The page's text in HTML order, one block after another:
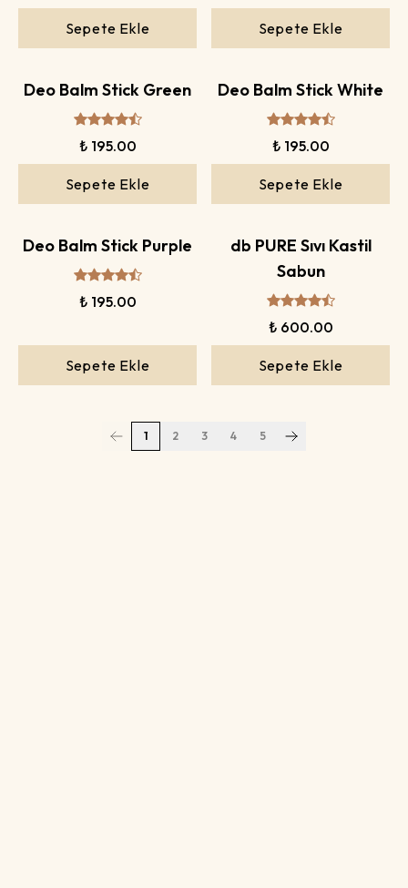
Sepete Ekle Sepete Ekle
Deo Balm Stick Green
₺ 195.00
Sepete Ekle
Deo Balm Stick White
₺ 195.00
Sepete Ekle
Deo Balm Stick Purple
₺ 195.00
Sepete Ekle
db PURE Sıvı Kastil
Sabun
₺ 600.00
Sepete Ekle
1 2 3 4 5